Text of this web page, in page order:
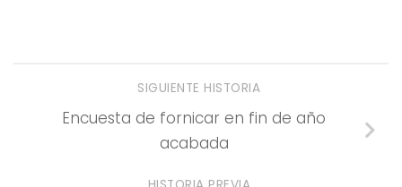
SIGUIENTE HISTORIA
Encuesta de fornicar en fin de año
acabada